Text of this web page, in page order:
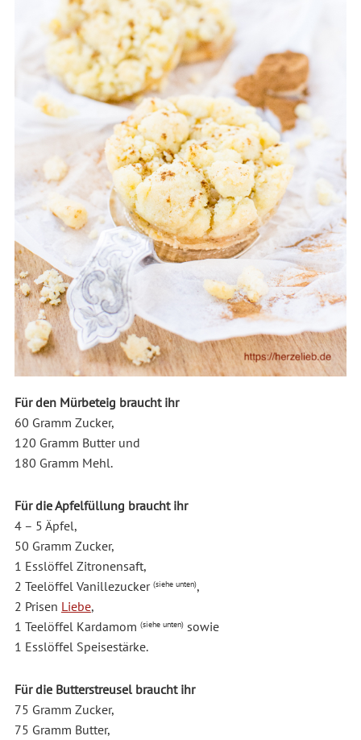
Für den Mürbeteig braucht ihr
60 Gramm Zucker,
120 Gramm Butter und
180 Gramm Mehl.
Für die Apfelfüllung braucht ihr
4 – 5 Äpfel,
50 Gramm Zucker,
1 Esslöffel Zitronensaft,
2 Teelöffel Vanillezucker (siehe unten),
2 Prisen Liebe,
1 Teelöffel Kardamom (siehe unten)sowie
1 Esslöffel Speisestärke.
Für die Butterstreusel braucht ihr
75 Gramm Zucker,
75 Gramm Butter,